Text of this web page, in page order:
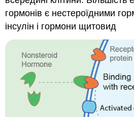
гормонів є нестероїдними
інсулін і гормони щитовид